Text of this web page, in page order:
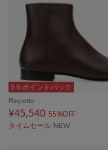
5％ポイントバック
Repetto
¥45,540 55%OFF
タイムセール NEW